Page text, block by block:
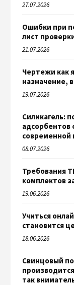
27.07.2026
Ошибки при
лист
21.07.2026
Чертежи как
назначение,
19.07.2026
Силикагель:
адсорбентов
08.07.2026
Требования
комплектов
19.06.2026
Учиться
становится
18.06.2026
Свинцовый
так